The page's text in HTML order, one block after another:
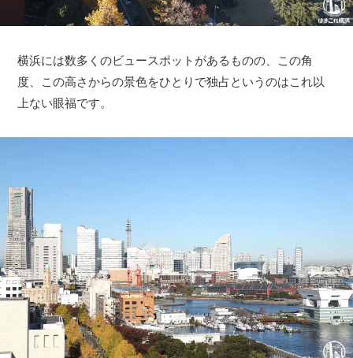
横浜には数多くのビュースポットがあるものの、この角
度、この高さからの景色をひとりで独占というのはこれ以
上ない眼福です。